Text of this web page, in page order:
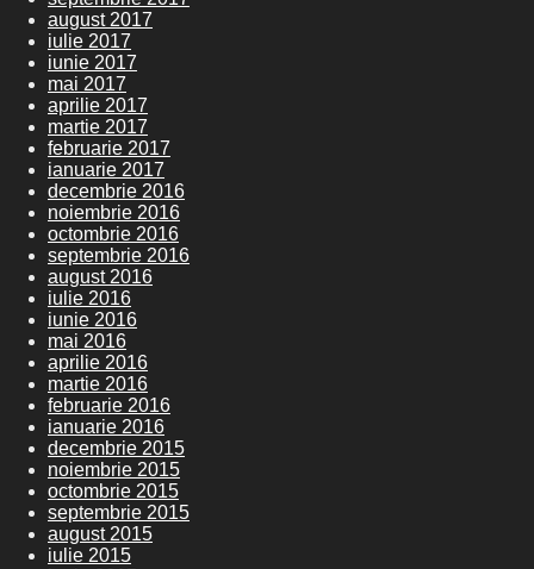
august 2017
iulie 2017
iunie 2017
mai 2017
aprilie 2017
martie 2017
februarie 2017
ianuarie 2017
decembrie 2016
noiembrie 2016
octombrie 2016
septembrie 2016
august 2016
iulie 2016
iunie 2016
mai 2016
aprilie 2016
martie 2016
februarie 2016
ianuarie 2016
decembrie 2015
noiembrie 2015
octombrie 2015
septembrie 2015
august 2015
iulie 2015